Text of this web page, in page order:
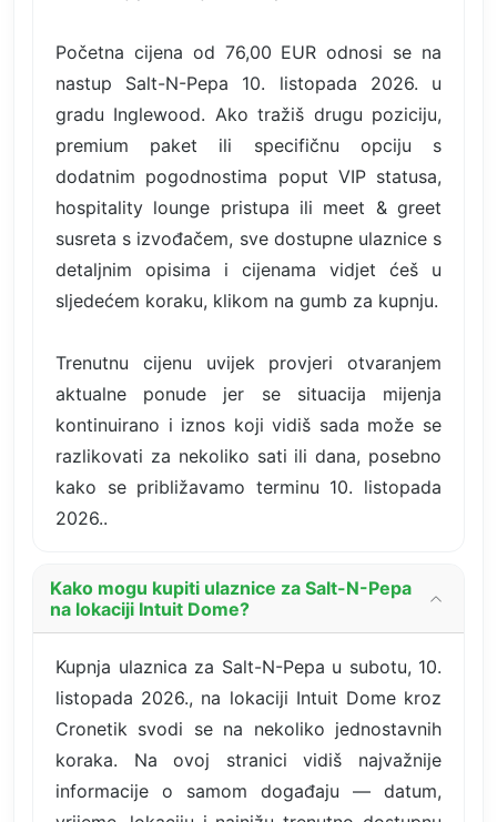
Početna cijena od 76,00 EUR odnosi se na
nastup Salt-N-Pepa 10. listopada 2026. u
gradu Inglewood. Ako tražiš drugu poziciju,
premium paket ili specifičnu opciju s
dodatnim pogodnostima poput VIP statusa,
hospitality lounge pristupa ili meet & greet
susreta s izvođačem, sve dostupne ulaznice s
detaljnim opisima i cijenama vidjet ćeš u
sljedećem koraku, klikom na gumb za kupnju.
Trenutnu cijenu uvijek provjeri otvaranjem
aktualne ponude jer se situacija mijenja
kontinuirano i iznos koji vidiš sada može se
razlikovati za nekoliko sati ili dana, posebno
kako se približavamo terminu 10. listopada
2026..
Kako mogu kupiti ulaznice za Salt-N-Pepa
na lokaciji Intuit Dome?
Kupnja ulaznica za Salt-N-Pepa u subotu, 10.
listopada 2026., na lokaciji Intuit Dome kroz
Cronetik svodi se na nekoliko jednostavnih
koraka. Na ovoj stranici vidiš najvažnije
informacije o samom događaju — datum,